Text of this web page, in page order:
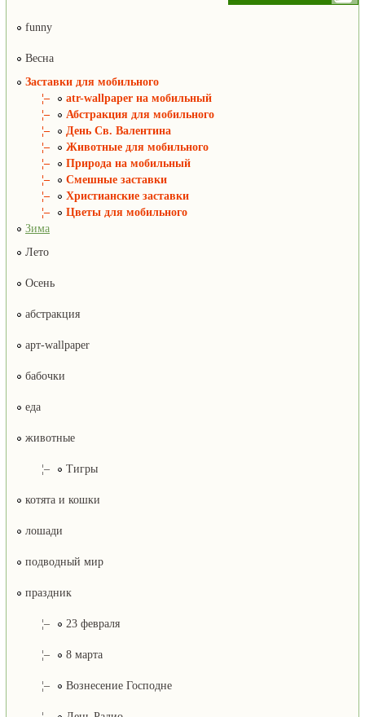
funny
Весна
Заставки для мобильного
¦–
atr-wallpaper на мобильный
¦–
Абстракция для мобильного
¦–
День Св. Валентина
¦–
Животные для мобильного
¦–
Природа на мобильный
¦–
Смешные заставки
¦–
Христианские заставки
¦–
Цветы для мобильного
Зима
Лето
Осень
абстракция
арт-wallpaper
бабочки
еда
животные
¦– Тигры
котята и кошки
лошади
подводный мир
праздник
¦– 23 февраля
¦– 8 марта
¦– Вознесение Господне